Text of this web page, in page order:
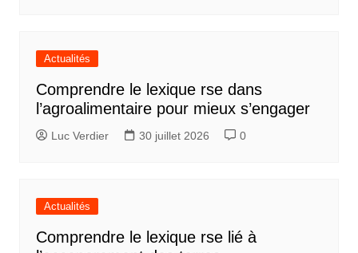
Actualités
Comprendre le lexique rse dans
l’agroalimentaire pour mieux s’engager
Luc Verdier 30 juillet 2026 0
Actualités
Comprendre le lexique rse lié à